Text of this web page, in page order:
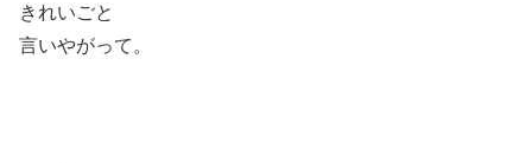
きれいごと
言いやがって。